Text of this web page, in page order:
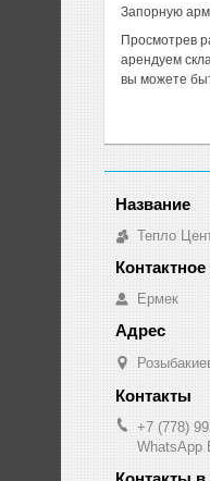
Запорную
Просмотрев
арендуем
вы можете
Тепло
Ермек
+7 (778)
WhatsApp